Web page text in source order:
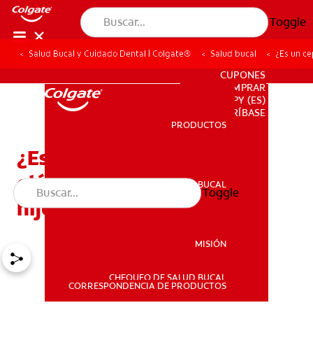
Toggle
PRODUCTOS
SALUD BUCAL
PARA PROFESIONALES
CUPONES
DONDE COMPRAR
PY (ES)
SUSCRÍBASE
PRODUCTOS
SALUD BUCAL
MISIÓN
CHEQUEO DE SALUD BUCAL
CORRESPONDENCIA DE PRODUCTOS
Toggle
Salud Bucal y Cuidado Dental | Colgate® Salud bucal ¿Es un
¿Es un cepillo de dientes
eléctrico lo mejor para su
hijo o hija?